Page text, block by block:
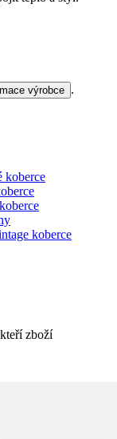
výrobce .
koberce
koberce
zboží